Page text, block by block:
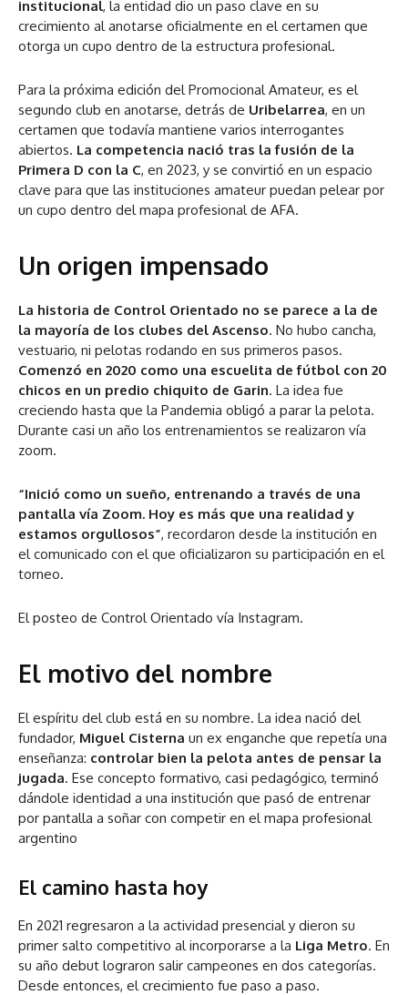
institucional, la entidad dio un paso clave en su
crecimiento al anotarse oficialmente en el certamen que
otorga un cupo dentro de la estructura profesional.
Para la próxima edición del Promocional Amateur, es el
segundo club en anotarse, detrás de Uribelarrea, en un
certamen que todavía mantiene varios interrogantes
abiertos. La competencia nació tras la fusión de la
Primera D con la C, en 2023, y se convirtió en un espacio
clave para que las instituciones amateur puedan pelear por
un cupo dentro del mapa profesional de AFA.
Un origen impensado
La historia de Control Orientado no se parece a la de
la mayoría de los clubes del Ascenso. No hubo cancha,
vestuario, ni pelotas rodando en sus primeros pasos.
Comenzó en 2020 como una escuelita de fútbol con 20
chicos en un predio chiquito de Garin. La idea fue
creciendo hasta que la Pandemia obligó a parar la pelota.
Durante casi un año los entrenamientos se realizaron vía
zoom.
“Inició como un sueño, entrenando a través de una
pantalla vía Zoom. Hoy es más que una realidad y
estamos orgullosos”, recordaron desde la institución en
el comunicado con el que oficializaron su participación en el
torneo.
El posteo de Control Orientado vía Instagram.
El motivo del nombre
El espíritu del club está en su nombre. La idea nació del
fundador, Miguel Cisterna un ex enganche que repetía una
enseñanza: controlar bien la pelota antes de pensar la
jugada. Ese concepto formativo, casi pedagógico, terminó
dándole identidad a una institución que pasó de entrenar
por pantalla a soñar con competir en el mapa profesional
argentino
El camino hasta hoy
En 2021 regresaron a la actividad presencial y dieron su
primer salto competitivo al incorporarse a la Liga Metro. En
su año debut lograron salir campeones en dos categorías.
Desde entonces, el crecimiento fue paso a paso.